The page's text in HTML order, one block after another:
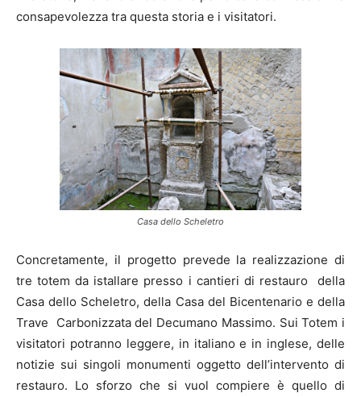
consapevolezza tra questa storia e i visitatori.
Casa dello Scheletro
Concretamente, il progetto prevede la realizzazione di
tre totem da istallare presso i cantieri di restauro della
Casa dello Scheletro, della Casa del Bicentenario e della
Trave Carbonizzata del Decumano Massimo. Sui Totem i
visitatori potranno leggere, in italiano e in inglese, delle
notizie sui singoli monumenti oggetto dell’intervento di
restauro. Lo sforzo che si vuol compiere è quello di